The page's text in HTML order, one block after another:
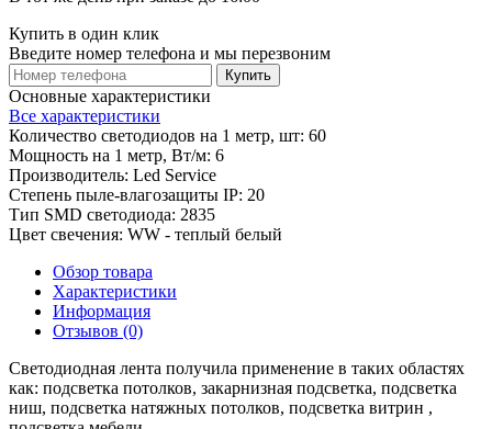
Купить в один клик
Введите номер телефона и мы перезвоним
Купить
Основные характеристики
Все характеристики
Количество светодиодов на 1 метр, шт: 60
Мощность на 1 метр, Вт/м: 6
Производитель: Led Service
Степень пыле-влагозащиты IP: 20
Тип SMD светодиода: 2835
Цвет свечения: WW - теплый белый
Обзор товара
Характеристики
Информация
Отзывов (0)
Светодиодная лента получила применение в таких областях
как: подсветка потолков, закарнизная подсветка, подсветка
ниш, подсветка натяжных потолков, подсветка витрин ,